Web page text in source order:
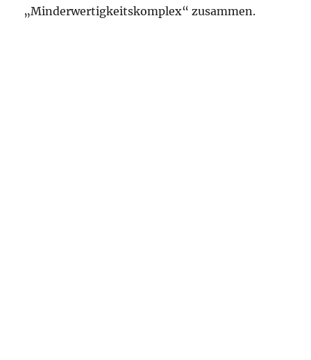
„Minderwertigkeitskomplex“ zusammen.